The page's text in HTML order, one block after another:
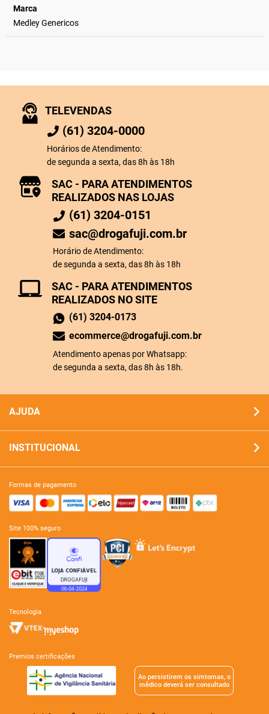
Marca
Medley Genericos
TELEVENDAS
(61) 3204-0000
Horários de Atendimento:
de segunda a sexta, das 8h às 18h
SAC - PARA ATENDIMENTOS
REALIZADOS NO SITE
(61) 3204-0173
ecommerce@drogafuji.com.br
Atendimento apenas por Whatsapp:
de segunda a sexta, das 8h às 18h.
SAC - PARA ATENDIMENTOS
REALIZADOS NAS LOJAS
(61) 3204-0151
sac@drogafuji.com.br
Horário de Atendimento:
de segunda a sexta, das 8h às 18h
AJUDA
INSTITUCIONAL
formas de pagamento
site 100% seguro
tecnologia
premios certificações
Ao persistirem os simtomas, o
mêdico deverá ser consultado